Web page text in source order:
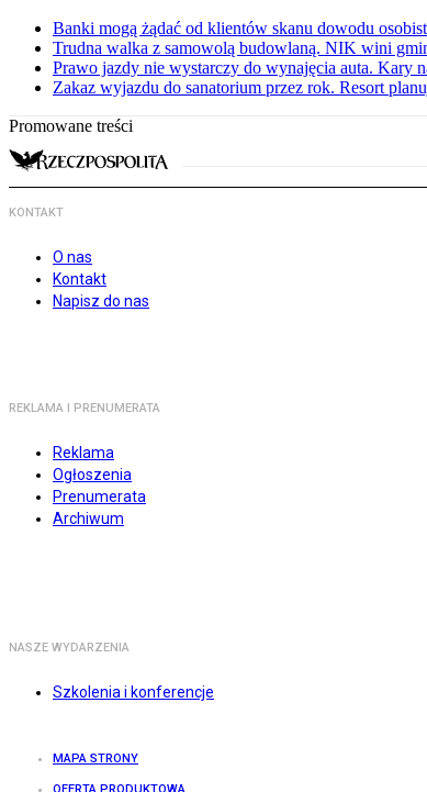
Banki mogą żądać od klientów skanu dowodu
Trudna walka z samowolą budowlaną. NIK wini
Prawo jazdy nie wystarczy do wynajęcia auta. Kary
Zakaz wyjazdu do sanatorium przez rok. Resort
Promowane treści
KONTAKT
O nas
Kontakt
Napisz do nas
REKLAMA I PRENUMERATA
Reklama
Ogłoszenia
Prenumerata
Archiwum
NASZE WYDARZENIA
Szkolenia i konferencje
MAPA STRONY